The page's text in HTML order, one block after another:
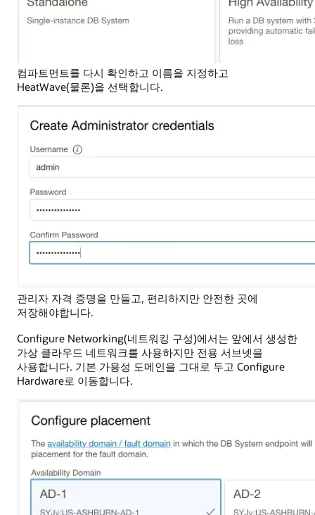
컴파트먼트를 다시 확인하고 이름을 지정하고
HeatWave(물론)을 선택합니다.
관리자 자격 증명을 만들고, 편리하지만 안전한 곳에
저장해야합니다.
Configure Networking(네트워킹 구성)에서는 앞에서 생성한
가상 클라우드 네트워크를 사용하지만 전용 서브넷을
사용합니다. 기본 가용성 도메인을 그대로 두고 Configure
Hardware로 이동합니다.